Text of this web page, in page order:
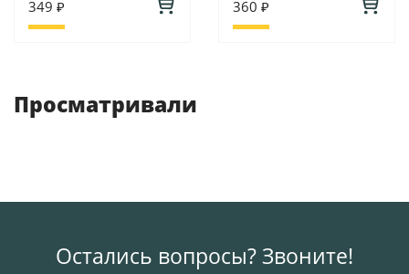
349 ₽ 360 ₽
Просматривали
Остались вопросы? Звоните!